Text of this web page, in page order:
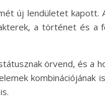
új lendületet
a történet és a
örvend, és a